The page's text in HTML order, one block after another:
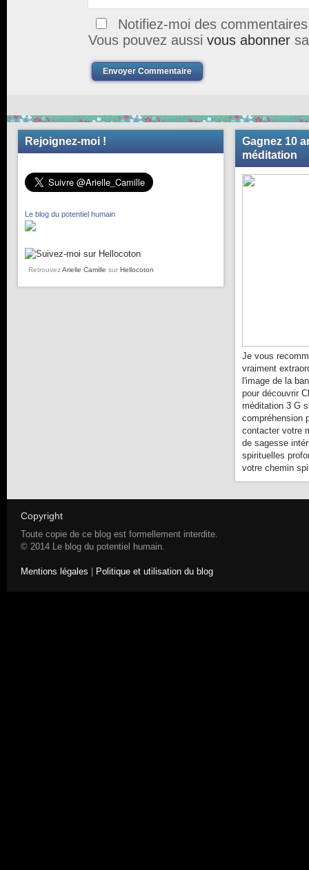
Notifiez-moi des
Vous pouvez aussi vous abonner
Envoyer Commentaire
Rejoignez-moi !
Le blog du potentiel humain
RetrouvezArielle Camille sur Hellocoton
Gagnez 10
méditation
Je vous
vraiment
l'image de la
pour découvrir
méditation 3 G
compréhension
contacter votre
de sagesse
spirituelles
votre chemin
Copyright
Toute copie de ce blog est formellement interdite.
© 2014 Le blog du potentiel humain.
Mentions légales Politique et utilisation du blog